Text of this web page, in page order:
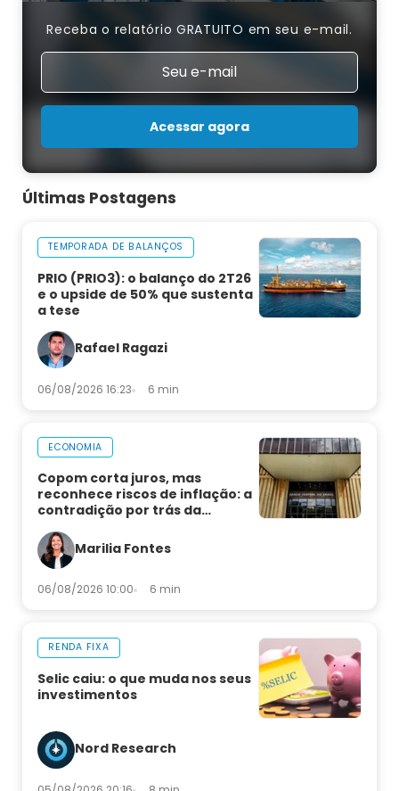
Receba o relatório GRATUITO em seu e-mail.
Acessar agora
Últimas Postagens
TEMPORADA DE BALANÇOS
PRIO (PRIO3): o balanço do 2T26
e o upside de 50% que sustenta
a tese
Rafael Ragazi
06/08/2026 16:23 6 min
ECONOMIA
Copom corta juros, mas
reconhece riscos de inflação: a
contradição por trás da
Marilia Fontes
06/08/2026 10:00 6 min
RENDA FIXA
Selic caiu: o que muda nos seus
investimentos
Nord Research